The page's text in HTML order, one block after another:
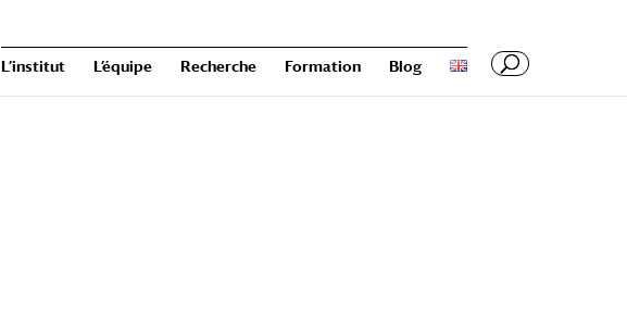
L’institut L’équipe Recherche Formation Blog